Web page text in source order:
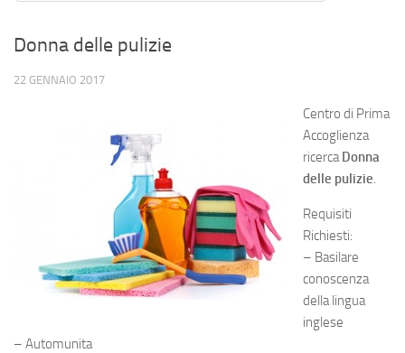
Donna delle pulizie
22 GENNAIO 2017
Centro di Prima
Accoglienza
ricercaDonna
delle pulizie.
Requisiti
Richiesti:
– Basilare
conoscenza
della lingua
inglese
– Automunita